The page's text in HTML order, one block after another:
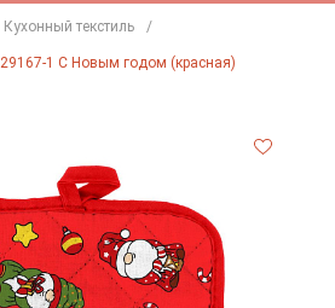
Кухонный текстиль
29167-1 С Новым годом (красная)